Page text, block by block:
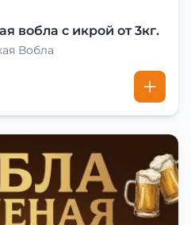
вобла с икрой от 3кг.
Вобла